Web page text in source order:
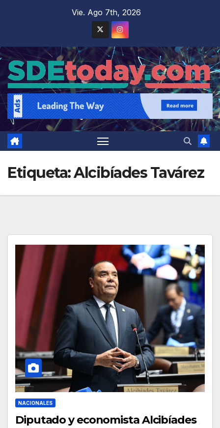
Vie. Ago 7th, 2026
Etiqueta:Alcibíades Tavárez
NACIONALES
Diputado y economista Alcibíades